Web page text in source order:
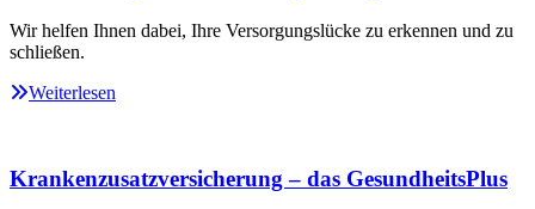
Wir helfen Ihnen dabei, Ihre Versorgungslücke zu erkennen und zu
schließen.
Weiterlesen
Krankenzusatzversicherung – das GesundheitsPlus